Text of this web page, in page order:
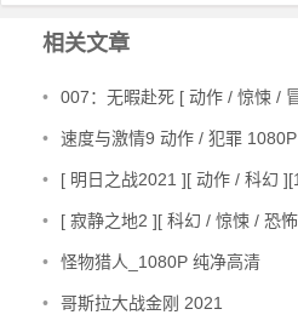
相关文章
• 007：无暇赴死 [ 动作 / 惊悚 / 冒险
• 速度与激情9 动作 / 犯罪
• [ 明日之战2021 ][ 动作 / 科幻
• [ 寂静之地2 ][ 科幻 / 惊悚 / 恐
• 怪物猎人_1080P 纯净高清
• 哥斯拉大战金刚 2021